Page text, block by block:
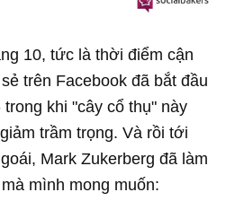
10, tức là thời điểm cận
trên Facebook đã bắt đầu
khi "cây cổ thụ" này
trầm trọng. Và rồi tới
Mark Zukerberg đã làm
mình mong muốn: